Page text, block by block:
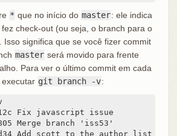
* que no início do master: ele indica
check-out (ou seja, o branch para o
Isso significa que se você fizer commit
master será movido para frente
Para ver o último commit em cada
git branch -v:
Fix javascript issue
Merge branch 'iss53'
Add scott to the author list in